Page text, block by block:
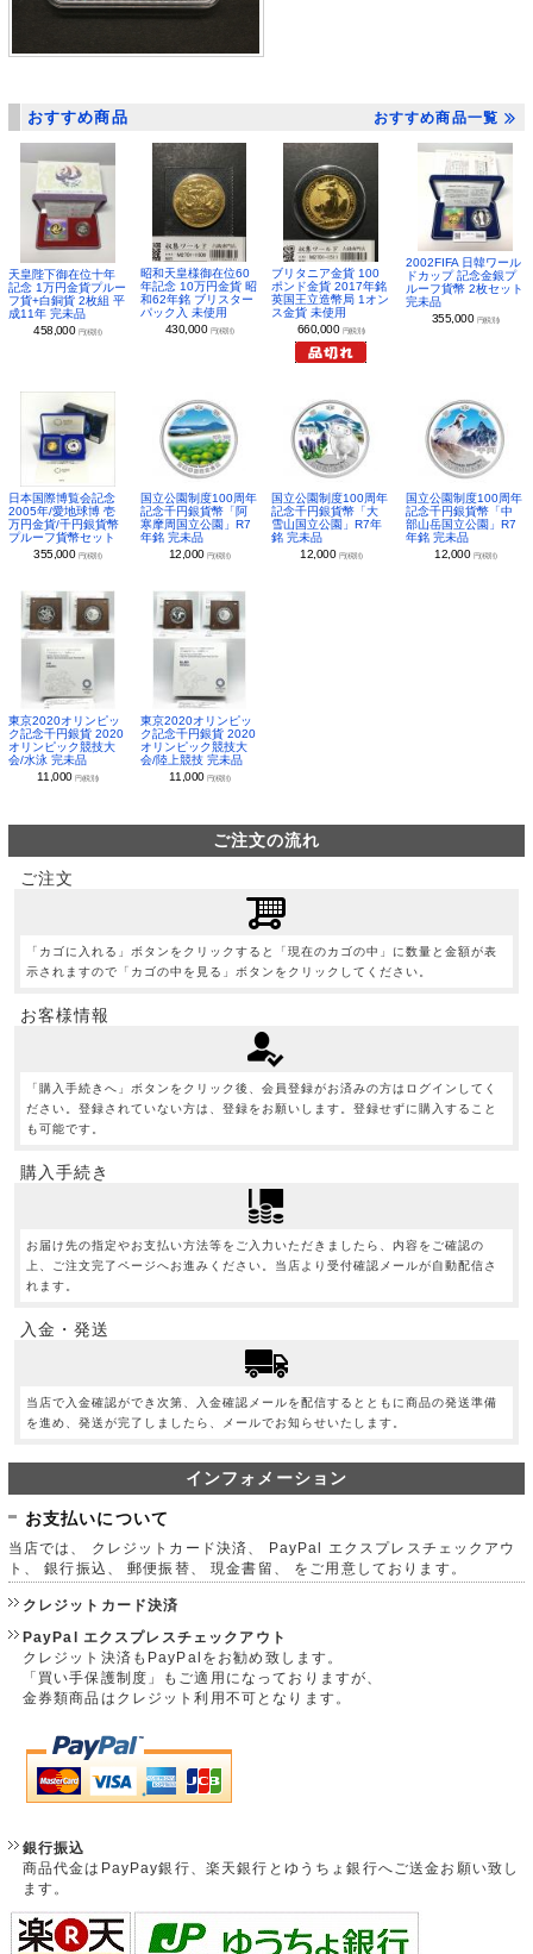
おすすめ商品 おすすめ商品一覧
天皇陛下御在位十年
記念 1万円金貨プルー
フ貨+白銅貨 2枚組 平
成11年 完未品
458,000 円(税別)
昭和天皇様御在位60
年記念 10万円金貨 昭
和62年銘 ブリスター
パック入 未使用
430,000 円(税別)
ブリタニア金貨 100
ポンド金貨 2017年銘
英国王立造幣局 1オン
ス金貨 未使用
660,000 円(税別)
2002FIFA 日韓ワール
ドカップ 記念金銀プ
ルーフ貨幣 2枚セット
完未品
355,000 円(税別)
日本国際博覧会記念
2005年/愛地球博 壱
万円金貨/千円銀貨幣
プルーフ貨幣セット
355,000 円(税別)
国立公園制度100周年
記念千円銀貨幣「阿
寒摩周国立公園」R7
年銘 完未品
12,000 円(税別)
国立公園制度100周年
記念千円銀貨幣「大
雪山国立公園」R7年
銘 完未品
12,000 円(税別)
国立公園制度100周年
記念千円銀貨幣「中
部山岳国立公園」R7
年銘 完未品
12,000 円(税別)
東京2020オリンピッ
ク記念千円銀貨 2020
オリンピック競技大
会/水泳 完未品
11,000円(税別)
東京2020オリンピッ
ク記念千円銀貨 2020
オリンピック競技大
会/陸上競技 完未品
11,000 円(税別)
ご注文の流れ
ご注文
「カゴに入れる」ボタンをクリックすると「現在のカゴの中」に数量と金額が表
示されますので「カゴの中を見る」ボタンをクリックしてください。
お客様情報
「購入手続きへ」ボタンをクリック後、会員登録がお済みの方はログインしてく
ださい。登録されていない方は、登録をお願いします。登録せずに購入すること
も可能です。
購入手続き
お届け先の指定やお支払い方法等をご入力いただきましたら、内容をご確認の
上、ご注文完了ページへお進みください。当店より受付確認メールが自動配信さ
れます。
入金・発送
当店で入金確認ができ次第、入金確認メールを配信するとともに商品の発送準備
を進め、発送が完了しましたら、メールでお知らせいたします。
インフォメーション
お支払いについて
当店では、 クレジットカード決済、 PayPal エクスプレスチェックアウ
ト、 銀行振込、 郵便振替、 現金書留、 をご用意しております。
クレジットカード決済
PayPal エクスプレスチェックアウト
クレジット決済もPayPalをお勧め致します。
「買い手保護制度」もご適用になっておりますが、
金券類商品はクレジット利用不可となります。
銀行振込
商品代金はPayPay銀行、楽天銀行とゆうちょ銀行へご送金お願い致し
ます。